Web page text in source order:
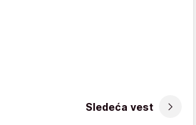
Sledeća vest